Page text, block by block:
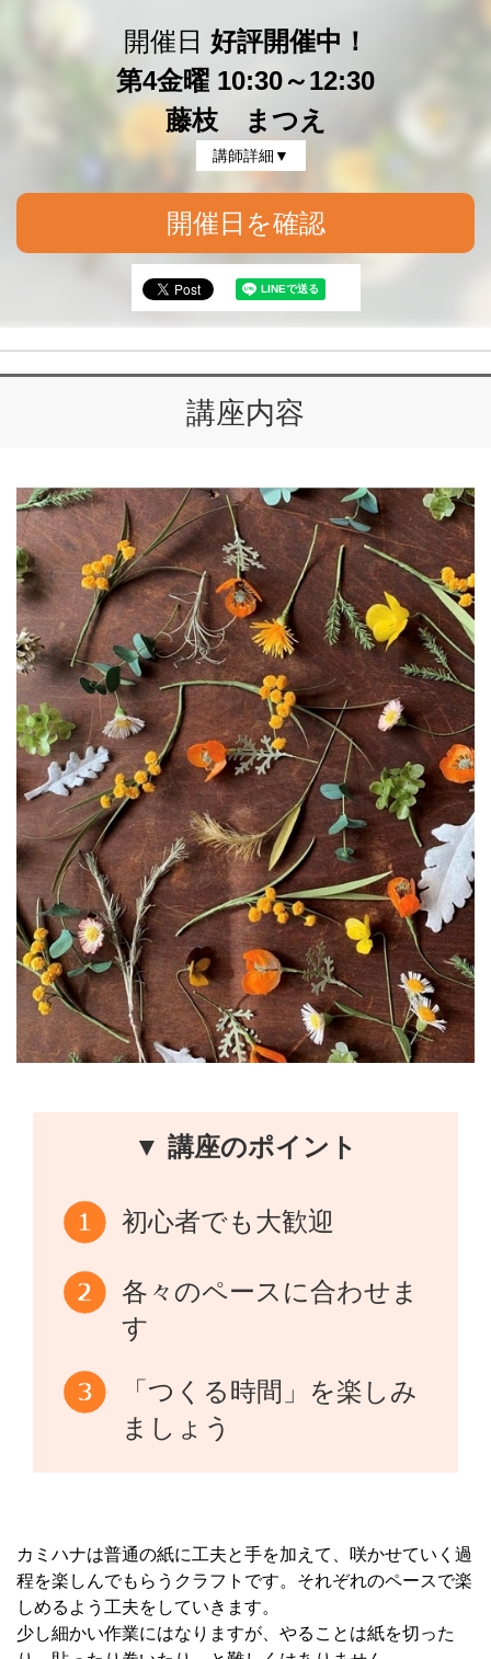
開催日 好評開催中！
第4金曜 10:30～12:30
藤枝 まつえ
講師詳細▼
開催日を確認
講座内容
▼ 講座のポイント
初心者でも大歓迎
各々のペースに合わせま
す
「つくる時間」を楽しみ
ましょう
カミハナは普通の紙に工夫と手を加えて、咲かせていく過
程を楽しんでもらうクラフトです。それぞれのペースで楽
しめるよう工夫をしていきます。
少し細かい作業にはなりますが、やることは紙を切った